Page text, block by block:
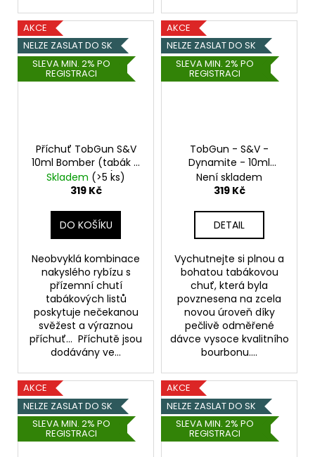
AKCE
NELZE ZASLAT DO SK
SLEVA MIN. 2% PO
REGISTRACI
Příchuť TobGun S&V
10ml Bomber (tabák +
černý rybíz)
Skladem (>5 ks)
319 Kč
DO KOŠÍKU
Neobvyklá kombinace
nakyslého rybízu s
přízemní chutí
tabákových listů
poskytuje nečekanou
svěžest a výraznou
příchuť... Příchutě jsou
dodávány ve...
AKCE
NELZE ZASLAT DO SK
SLEVA MIN. 2% PO
REGISTRACI
TobGun - S&V -
Dynamite - 10ml
Tabák & Vanilka s
Bourbonem
Není skladem
319 Kč
DETAIL
Vychutnejte si plnou a
bohatou tabákovou
chuť, která byla
povznesena na zcela
novou úroveň díky
pečlivě odměřené
dávce vysoce kvalitního
bourbonu....
AKCE
NELZE ZASLAT DO SK
SLEVA MIN. 2% PO
REGISTRACI
AKCE
NELZE ZASLAT DO SK
SLEVA MIN. 2% PO
REGISTRACI